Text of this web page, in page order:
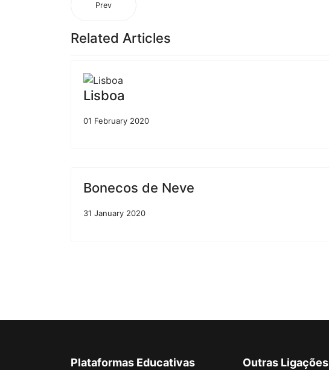
Prev
Related Articles
Lisboa
01 February 2020
Bonecos de Neve
31 January 2020
Plataformas Educativas Outras Ligações